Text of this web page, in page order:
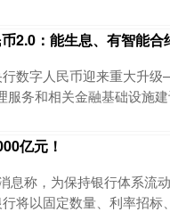
，又在4点左右显著回落。
一步降低，目前布油仍维
，正是美伊两国在外交战
，在美国威胁对伊朗动武
2.0：能生息、有智能合
数字人民币迎来重大升
服务和相关金融基础设施
多人对数字人民币的认知
讲透：它到底是什么、
活、投资到底有什么关系
数字人民币是央
亿元！
息称，为保持银行体系流
将以固定数量、利率招标